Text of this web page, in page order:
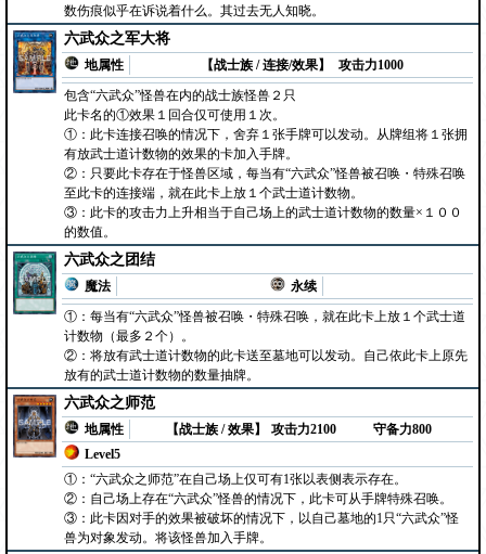
数伤痕似乎在诉说着什么。其过去无人知晓。
六武众之军大将
地属性 【战士族 / 连接/效果】
攻击力1000
包含“六武众”怪兽在内的战士族怪兽２只
此卡名的①效果１回合仅可使用１次。
①：此卡连接召唤的情况下，舍弃１张手牌可以发动。从牌组将１张拥
有放武士道计数物的效果的卡加入手牌。
②：只要此卡存在于怪兽区域，每当有“六武众”怪兽被召唤・特殊召唤
至此卡的连接端，就在此卡上放１个武士道计数物。
③：此卡的攻击力上升相当于自己场上的武士道计数物的数量×１００
的数值。
六武众之团结
魔法
永续
①：每当有“六武众”怪兽被召唤・特殊召唤，就在此卡上放１个武士道
计数物（最多２个）。
②：将放有武士道计数物的此卡送至墓地可以发动。自己依此卡上原先
放有的武士道计数物的数量抽牌。
六武众之师范
地属性
【战士族 / 效果】
Level5
攻击力2100 守备力800
①：“六武众之师范”在自己场上仅可有1张以表侧表示存在。
②：自己场上存在“六武众”怪兽的情况下，此卡可从手牌特殊召唤。
③：此卡因对手的效果被破坏的情况下，以自己墓地的1只“六武众”怪
兽为对象发动。将该怪兽加入手牌。